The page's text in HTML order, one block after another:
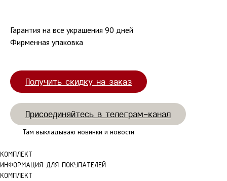
Гарантия на все украшения 90 дней
Фирменная упаковка
Получить скидку на заказ
Присоединяйтесь в телеграм-канал
Там выкладываю новинки и новости
КОМПЛЕКТ
ИНФОРМАЦИЯ ДЛЯ ПОКУПАТЕЛЕЙ
КОМПЛЕКТ